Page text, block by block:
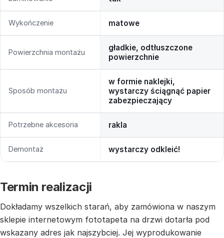
Wykończenie matowe
Powierzchnia montażu
gładkie, odtłuszczone
powierzchnie
Sposób montażu
w formie naklejki,
wystarczy ściągnąć papier
zabezpieczający
Potrzebne akcesoria rakla
Demontaż wystarczy odkleić!
Termin realizacji
Dokładamy wszelkich starań, aby zamówiona w naszym
sklepie internetowym fototapeta na drzwi dotarła pod
wskazany adres jak najszybciej. Jej wyprodukowanie